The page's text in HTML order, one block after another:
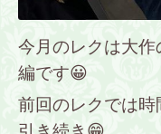
今月のレクは大
編です😀
前回のレクでは